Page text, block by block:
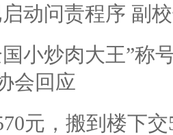
动问责程序 副
小炒肉大王”称
会回应
元，搬到楼下